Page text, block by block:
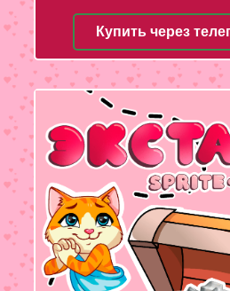
Купить через